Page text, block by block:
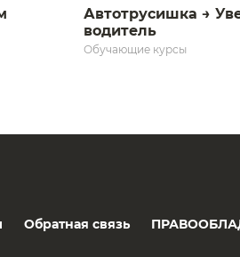
Автотрусишка →
водитель​
Обучающие курсы
Обратная связь